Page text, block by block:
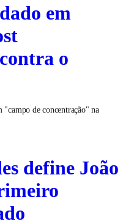
em
o
"campo de concentração" na
define João